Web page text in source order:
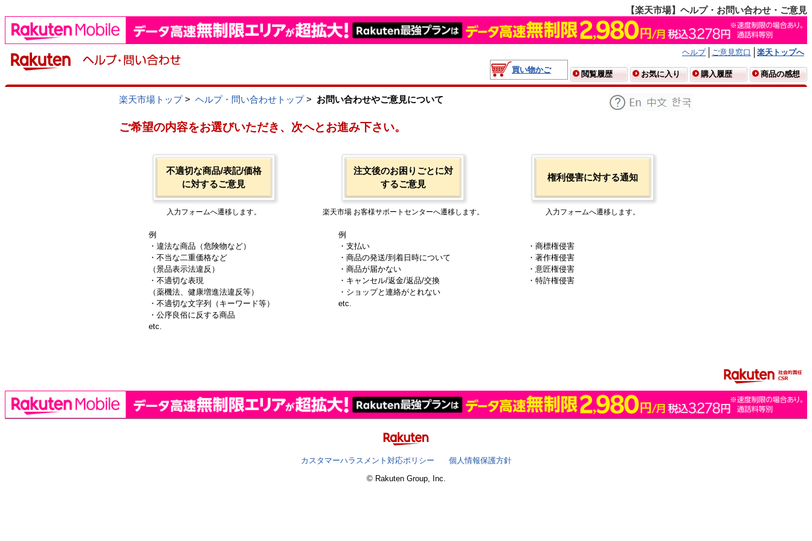
【楽天市場】ヘルプ・お問い合わせ・ご意見
ヘルプ ご意見窓口
楽天トップへ
買い物かご
閲覧履歴 お気に入り 購入履歴 商品の感想
楽天市場トップ> ヘルプ・問い合わせトップ> お問い合わせやご意見について
ご希望の内容をお選びいただき、次へとお進み下さい。
不適切な商品/表記/価格
に対するご意見
入力フォームへ遷移します。
例
・違法な商品（危険物など）
・不当な二重価格など
（景品表示法違反）
・不適切な表現
（薬機法、健康増進法違反等）
・不適切な文字列（キーワード等）
・公序良俗に反する商品
etc.
注文後のお困りごとに対
するご意見
楽天市場 お客様サポートセンターへ遷移します。
例
・支払い
・商品の発送/到着日時について
・商品が届かない
・キャンセル/返金/返品/交換
・ショップと連絡がとれない
etc.
権利侵害に対する通知
入力フォームへ遷移します。
・商標権侵害
・著作権侵害
・意匠権侵害
・特許権侵害
カスタマーハラスメント対応ポリシー
個人情報保護方針
© Rakuten Group, Inc.